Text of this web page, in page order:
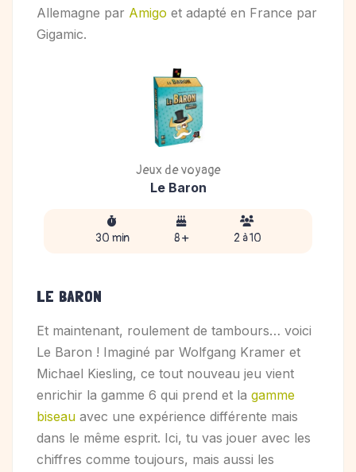
Allemagne par Amigo et adapté en France par
Gigamic.
Jeux de voyage
Le Baron
30 min 8 + 2 à 10
LE BARON
Et maintenant, roulement de tambours… voici
Le Baron ! Imaginé par Wolfgang Kramer et
Michael Kiesling, ce tout nouveau jeu vient
enrichir la gamme 6 qui prend et la gamme
biseau avec une expérience différente mais
dans le même esprit. Ici, tu vas jouer avec les
chiffres comme toujours, mais aussi les